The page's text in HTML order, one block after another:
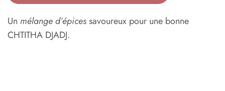
Un mélange d’épicessavoureux pour une bonne
CHTITHA DJADJ.